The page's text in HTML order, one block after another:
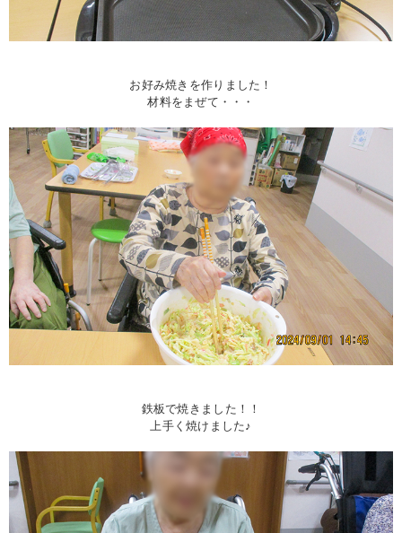
お好み焼きを作りました！
材料をまぜて・・・
鉄板で焼きました！！
上手く焼けました♪